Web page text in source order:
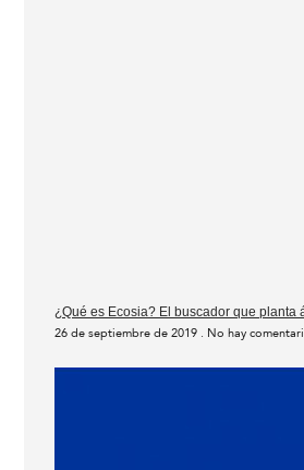
¿Qué es Ecosia? El buscador que planta
26 de septiembre de 2019 No hay